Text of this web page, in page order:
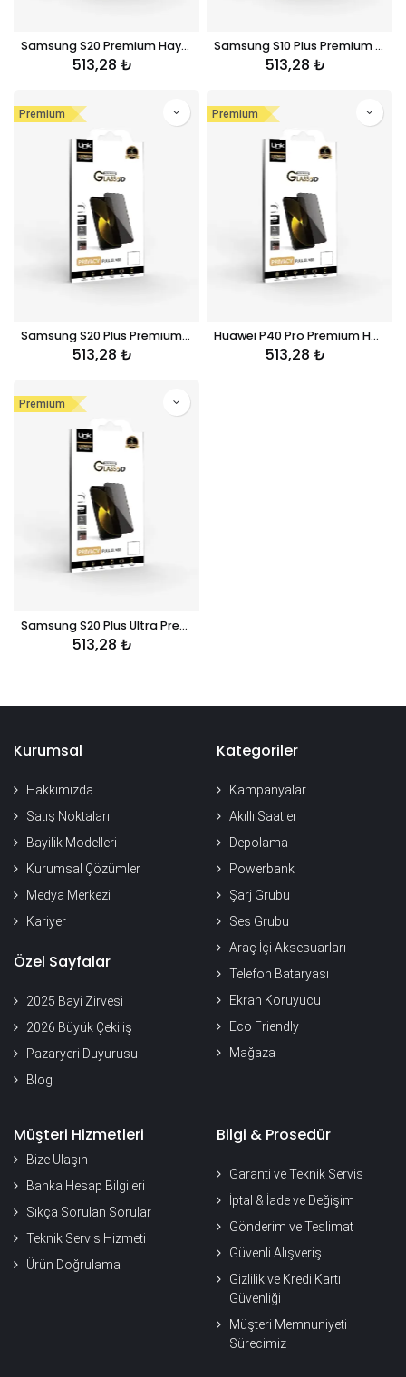
Samsung S20 Premium Hayalet Kırılmaz Ekran Koruyucu Cam
513,28 ₺
Samsung S10 Plus Premium Hayalet Kırılmaz Ekran Koruyucu Cam
513,28 ₺
Premium
Samsung S20 Plus Premium Hayalet Kırılmaz Ekran Koruyucu Cam
513,28 ₺
Premium
Huawei P40 Pro Premium Hayalet Kırılmaz Ekran Koruyucu Cam
513,28 ₺
Premium
Samsung S20 Plus Ultra Premium Hayalet Kırılmaz Ekran Koruyucu Cam
513,28 ₺
Kurumsal
Hakkımızda
Satış Noktaları
Bayilik Modelleri
Kurumsal Çözümler
Medya Merkezi
Kariyer
Özel Sayfalar
2025 Bayi Zirvesi
2026 Büyük Çekiliş
Pazaryeri Duyurusu
Blog
Kategoriler
Kampanyalar
Akıllı Saatler
Depolama
Powerbank
Şarj Grubu
Ses Grubu
Araç İçi Aksesuarları
Telefon Bataryası
Ekran Koruyucu
Eco Friendly
Mağaza
Müşteri Hizmetleri
Bize Ulaşın
Banka Hesap Bilgileri
Sıkça Sorulan Sorular
Teknik Servis Hizmeti
Ürün Doğrulama
Bilgi & Prosedür
Garanti ve Teknik Servis
İptal & İade ve Değişim
Gönderim ve Teslimat
Güvenli Alışveriş
Gizlilik ve Kredi Kartı
Güvenliği
Müşteri Memnuniyeti
Sürecimiz